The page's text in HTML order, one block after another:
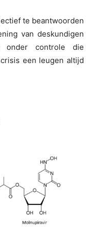
te beantwoorden
van deskundigen
onder controle die
een leugen altijd